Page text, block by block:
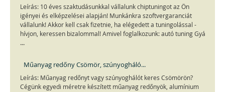
Leírás: 10 éves szaktudásunkkal vállalunk chiptuningot az Ön
igényei és elképzelései alapján! Munkánkra szoftvergaranciát
vállalunk! Akkor kell csak fizetnie, ha elégedett a tuningolással -
hívjon, keressen bizalommal! Amivel foglalkozunk: autó tuning Gyá
...
Műanyag redőny Csömör, szúnyogháló...
Leírás: Műanyag redőnyt vagy szúnyoghálót keres Csömörön?
Cégünk egyedi méretre készített műanyag redőnyök, alumínium